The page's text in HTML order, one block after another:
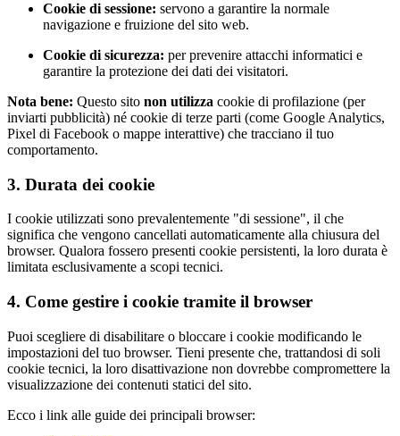
Cookie di sessione: servono a garantire la normale
navigazione e fruizione del sito web.
Cookie di sicurezza: per prevenire attacchi informatici e
garantire la protezione dei dati dei visitatori.
Nota bene: Questo sito non utilizza cookie di profilazione (per
inviarti pubblicità) né cookie di terze parti (come Google Analytics,
Pixel di Facebook o mappe interattive) che tracciano il tuo
comportamento.
3. Durata dei cookie
I cookie utilizzati sono prevalentemente "di sessione", il che
significa che vengono cancellati automaticamente alla chiusura del
browser. Qualora fossero presenti cookie persistenti, la loro durata è
limitata esclusivamente a scopi tecnici.
4. Come gestire i cookie tramite il browser
Puoi scegliere di disabilitare o bloccare i cookie modificando le
impostazioni del tuo browser. Tieni presente che, trattandosi di soli
cookie tecnici, la loro disattivazione non dovrebbe compromettere la
visualizzazione dei contenuti statici del sito.
Ecco i link alle guide dei principali browser: